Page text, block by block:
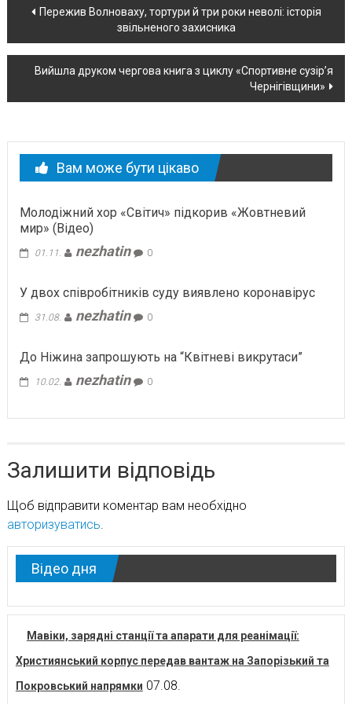
Навігація
по
новині
Пережив Волноваху, тортури й три роки неволі: історія
звільненого захисника
Вийшла друком чергова книга з циклу «Спортивне сузір’я
Чернігівщини»
Вам може бути цікаво
Молодіжний хор «Світич» підкорив «Жовтневий
мир» (Відео)
01.11. nezhatin 0
У двох співробітників суду виявлено коронавірус
31.08. nezhatin 0
До Ніжина запрошують на “Квітневі викрутаси”
10.02. nezhatin 0
Залишити відповідь
Щоб відправити коментар вам необхідно
авторизуватись.
Відео дня
Мавіки, зарядні станції та апарати для реанімації:
Християнський корпус передав вантаж на Запорізький та
Покровський напрямки 07.08.